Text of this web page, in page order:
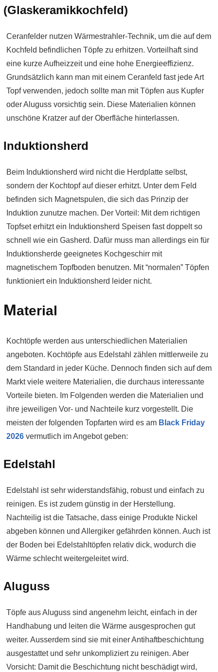
(Glaskeramikkochfeld)
Ceranfelder nutzen Wärmestrahler-Technik, um die auf dem
Kochfeld befindlichen Töpfe zu erhitzen. Vorteilhaft sind
eine kurze Aufheizzeit und eine hohe Energieeffizienz.
Grundsätzlich kann man mit einem Ceranfeld fast jede Art
Topf verwenden, jedoch sollte man mit Töpfen aus Kupfer
oder Aluguss vorsichtig sein. Diese Materialien können
unschöne Kratzer auf der Oberfläche hinterlassen.
Induktionsherd
Beim Induktionsherd wird nicht die Herdplatte selbst,
sondern der Kochtopf auf dieser erhitzt. Unter dem Feld
befinden sich Magnetspulen, die sich das Prinzip der
Induktion zunutze machen. Der Vorteil: Mit dem richtigen
Topfset erhitzt ein Induktionsherd Speisen fast doppelt so
schnell wie ein Gasherd. Dafür muss man allerdings ein für
Induktionsherde geeignetes Kochgeschirr mit
magnetischem Topfboden benutzen. Mit “normalen” Töpfen
funktioniert ein Induktionsherd leider nicht.
Material
Kochtöpfe werden aus unterschiedlichen Materialien
angeboten. Kochtöpfe aus Edelstahl zählen mittlerweile zu
dem Standard in jeder Küche. Dennoch finden sich auf dem
Markt viele weitere Materialien, die durchaus interessante
Vorteile bieten. Im Folgenden werden die Materialien und
ihre jeweiligen Vor- und Nachteile kurz vorgestellt. Die
meisten der folgenden Topfarten wird es am Black Friday
2026 vermutlich im Angebot geben:
Edelstahl
Edelstahl ist sehr widerstandsfähig, robust und einfach zu
reinigen. Es ist zudem günstig in der Herstellung.
Nachteilig ist die Tatsache, dass einige Produkte Nickel
abgeben können und Allergiker gefährden können. Auch ist
der Boden bei Edelstahltöpfen relativ dick, wodurch die
Wärme schlecht weitergeleitet wird.
Aluguss
Töpfe aus Aluguss sind angenehm leicht, einfach in der
Handhabung und leiten die Wärme ausgesprochen gut
weiter. Ausserdem sind sie mit einer Antihaftbeschichtung
ausgestattet und sehr unkompliziert zu reinigen. Aber
Vorsicht: Damit die Beschichtung nicht beschädigt wird,